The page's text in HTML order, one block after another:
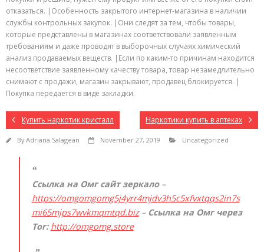
отказаться. |Особенность закрытого интернет-магазина в наличии
службы контрольных закупок. |Они следят за тем, чтобы товары,
которые представлены в магазинах соответствовали заявленным
требованиям и даже проводят в выборочных случаях химический
анализ продаваемых веществ. |Если по каким-то причинам находится
несоответствие заявленному качеству товара, товар незамедлительно
снимают с продажи, магазин закрывают, продавец блокируется. |
Покупка передается в виде закладки.
Купить наркотик кристалл Наркотики купить в аптеках
ByAdriana Salagean November 27, 2019 Uncategorized
Ссылка на Омг сайт зеркало–
https://omgomgomg5j4yrr4mjdv3h5c5xfvxtqqs2in7s
mi65mjps7wvkmqmtqd.biz– Ссылка на Омг через
Tor: http://omgomg.store